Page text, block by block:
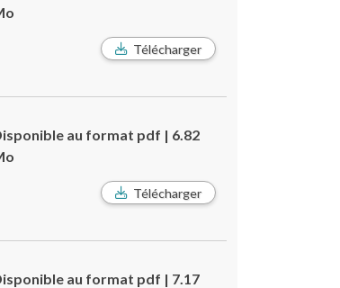
Télécharger
au format pdf | 6.82
Télécharger
au format pdf | 7.17